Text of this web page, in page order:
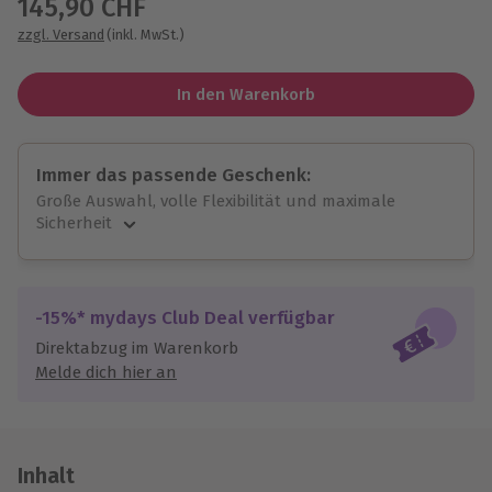
145,90 CHF
zzgl. Versand (inkl. MwSt.)
In den Warenkorb
Immer das passende Geschenk:
Große Auswahl, volle Flexibilität und maximale
Sicherheit
Jeder Gutschein für alle Erlebnisse einlösbar.
Maximale Sicherheit
10 Jahre gültig & verlängerbar.
-15%* mydays Club Deal verfügbar
Direktabzug im Warenkorb
Melde dich hier an
Inhalt